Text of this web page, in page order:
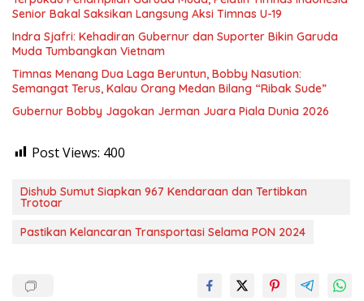
Senior Bakal Saksikan Langsung Aksi Timnas U-19
Indra Sjafri: Kehadiran Gubernur dan Suporter Bikin Garuda
Muda Tumbangkan Vietnam
Timnas Menang Dua Laga Beruntun, Bobby Nasution:
Semangat Terus, Kalau Orang Medan Bilang “Ribak Sude”
Gubernur Bobby Jagokan Jerman Juara Piala Dunia 2026
Post Views: 400
Dishub Sumut Siapkan 967 Kendaraan dan Tertibkan
Trotoar
Pastikan Kelancaran Transportasi Selama PON 2024